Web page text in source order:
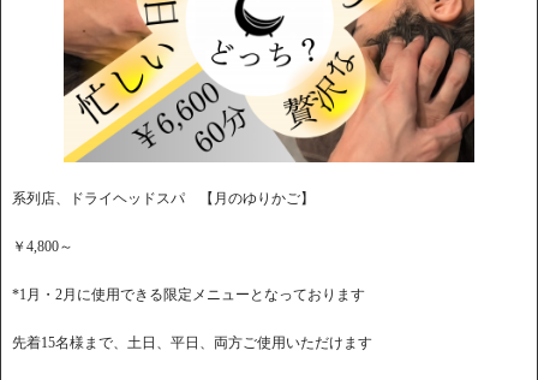
系列店、ドライヘッドスパ 【月のゆりかご】
￥4,800～
*1月・2月に使用できる限定メニューとなっております
先着15名様まで、土日、平日、両方ご使用いただけます